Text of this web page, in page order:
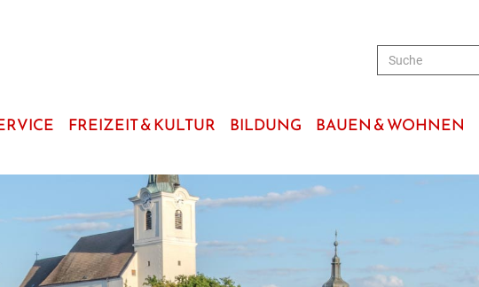
FREIZEIT & KULTUR BILDUNG BAUEN & WOHNEN